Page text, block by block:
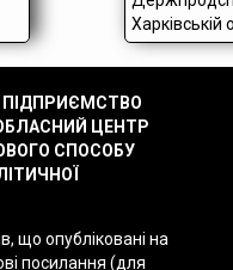
ЦЕНТР
СПОСОБУ
що опубліковані на
посилання (для